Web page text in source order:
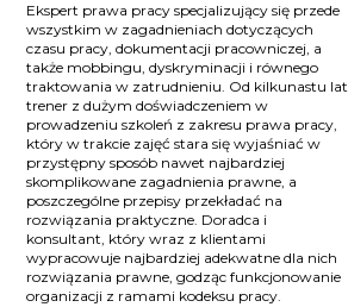
Ekspert prawa pracy specjalizujący się przede
wszystkim w zagadnieniach dotyczących
czasu pracy, dokumentacji pracowniczej, a
także mobbingu, dyskryminacji i równego
traktowania w zatrudnieniu. Od kilkunastu lat
trener z dużym doświadczeniem w
prowadzeniu szkoleń z zakresu prawa pracy,
który w trakcie zajęć stara się wyjaśniać w
przystępny sposób nawet najbardziej
skomplikowane zagadnienia prawne, a
poszczególne przepisy przekładać na
rozwiązania praktyczne. Doradca i
konsultant, który wraz z klientami
wypracowuje najbardziej adekwatne dla nich
rozwiązania prawne, godząc funkcjonowanie
organizacji z ramami kodeksu pracy.